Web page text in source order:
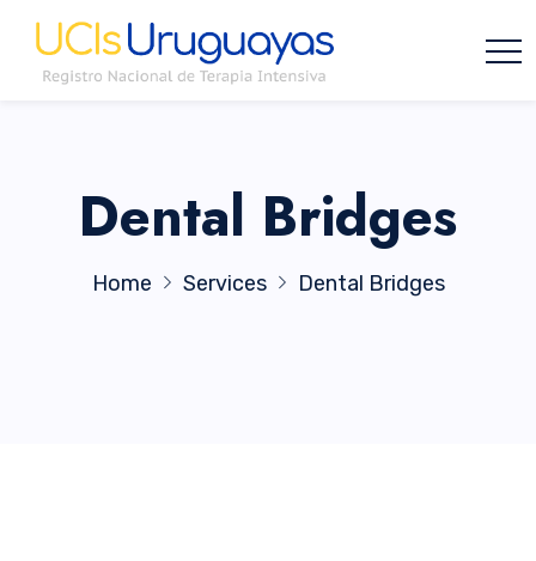
Dental Bridges
Home Services Dental Bridges